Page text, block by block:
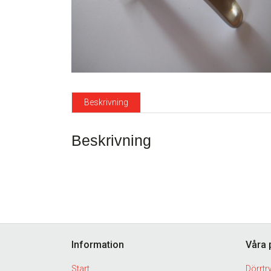
Beskrivning
Beskrivning
Information
Start
Våra